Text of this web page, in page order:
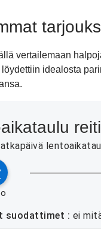
vertailemaan
löydettiin idealosta
suodattimet ei